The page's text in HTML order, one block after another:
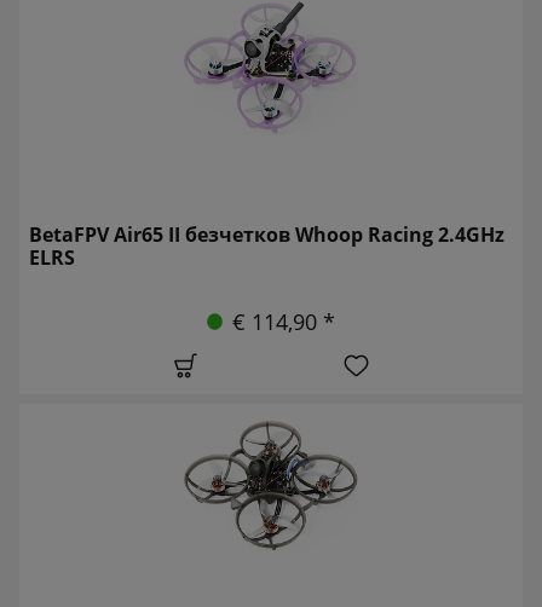
BetaFPV Air65 II безчетков Whoop Racing 2.4GHz
ELRS
€ 114,90 *